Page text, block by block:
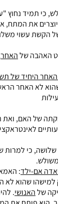
כי תמיד נחוץ
את
הקשת עשוי
האהבה שלהאחר
האחר היחיד של
לא האחר
של האם, ואת
שלושה, כי
אם-ילד:
שהוא לא
שלהאנושי.